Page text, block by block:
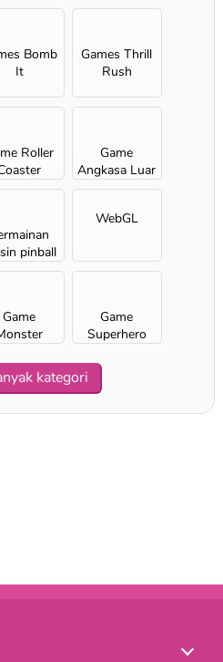
Bomb
It
Games Thrill
Rush
Roller
Game
Angkasa Luar
pinball
WebGL
Game
Game
Superhero
kategori